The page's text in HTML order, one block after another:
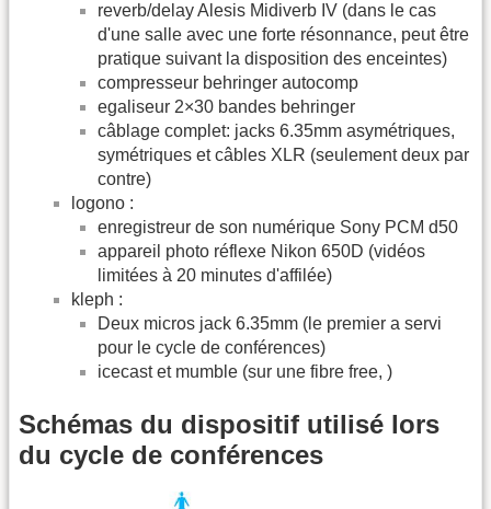
reverb/delay Alesis Midiverb IV (dans le cas
d'une salle avec une forte résonnance, peut être
pratique suivant la disposition des enceintes)
compresseur behringer autocomp
egaliseur 2×30 bandes behringer
câblage complet: jacks 6.35mm asymétriques,
symétriques et câbles XLR (seulement deux par
contre)
logono :
enregistreur de son numérique Sony PCM d50
appareil photo réflexe Nikon 650D (vidéos
limitées à 20 minutes d'affilée)
kleph :
Deux micros jack 6.35mm (le premier a servi
pour le cycle de conférences)
icecast et mumble (sur une fibre free, )
Schémas du dispositif utilisé lors
du cycle de conférences